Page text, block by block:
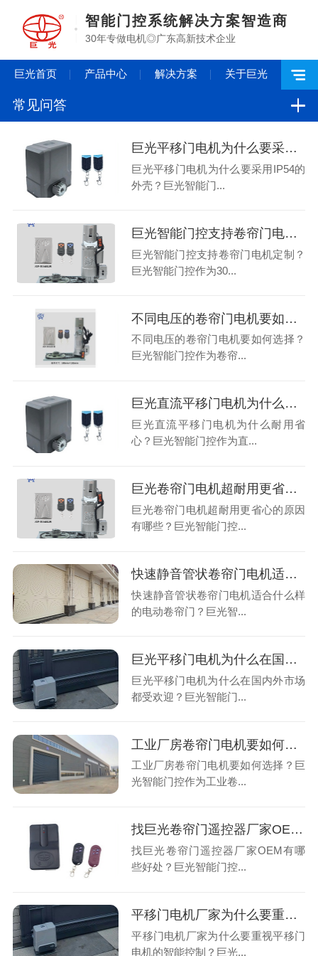
智能门控系统解决方案智造商
30年专做电机◎广东高新技术企业
巨光首页 产品中心 解决方案 关于巨光
常见问答
巨光平移门电机为什么要采用IP54的外壳？
巨光平移门电机为什么要采用IP54的
外壳？巨光智能门...
巨光智能门控支持卷帘门电机定制？
巨光智能门控支持卷帘门电机定制？
巨光智能门控作为30...
不同电压的卷帘门电机要如何选择？
不同电压的卷帘门电机要如何选择？
巨光智能门控作为卷帘...
巨光直流平移门电机为什么耐用省心？
巨光直流平移门电机为什么耐用省
心？巨光智能门控作为直...
巨光卷帘门电机超耐用更省心的原因有哪些？
巨光卷帘门电机超耐用更省心的原因
有哪些？巨光智能门控...
快速静音管状卷帘门电机适合什么样的电动卷帘门？
快速静音管状卷帘门电机适合什么样
的电动卷帘门？巨光智...
巨光平移门电机为什么在国内外市场都受欢迎？
巨光平移门电机为什么在国内外市场
都受欢迎？巨光智能门...
工业厂房卷帘门电机要如何选择？
工业厂房卷帘门电机要如何选择？巨
光智能门控作为工业卷...
找巨光卷帘门遥控器厂家OEM有哪些好处？
找巨光卷帘门遥控器厂家OEM有哪
些好处？巨光智能门控...
平移门电机厂家为什么要重视平移门电机的智能控制？
平移门电机厂家为什么要重视平移门
电机的智能控制？巨光...